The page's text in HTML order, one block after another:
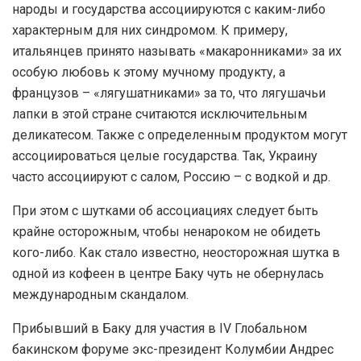
народы и государства ассоциируются с каким-либо
характерным для них синдромом. К примеру,
итальянцев принято называть «макаронниками» за их
особую любовь к этому мучному продукту, а
французов – «лягушатниками» за то, что лягушачьи
лапки в этой стране считаются исключительным
деликатесом. Также с определенным продуктом могут
ассоциироваться целые государства. Так, Украину
часто ассоциируют с салом, Россию – с водкой и др.
При этом с шутками об ассоциациях следует быть
крайне осторожным, чтобы ненароком не обидеть
кого-либо. Как стало известно, неосторожная шутка в
одной из кофеен в центре Баку чуть не обернулась
международным скандалом.
Прибывший в Баку для участия в IV Глобальном
бакинском форуме экс-президент Колумбии Андрес